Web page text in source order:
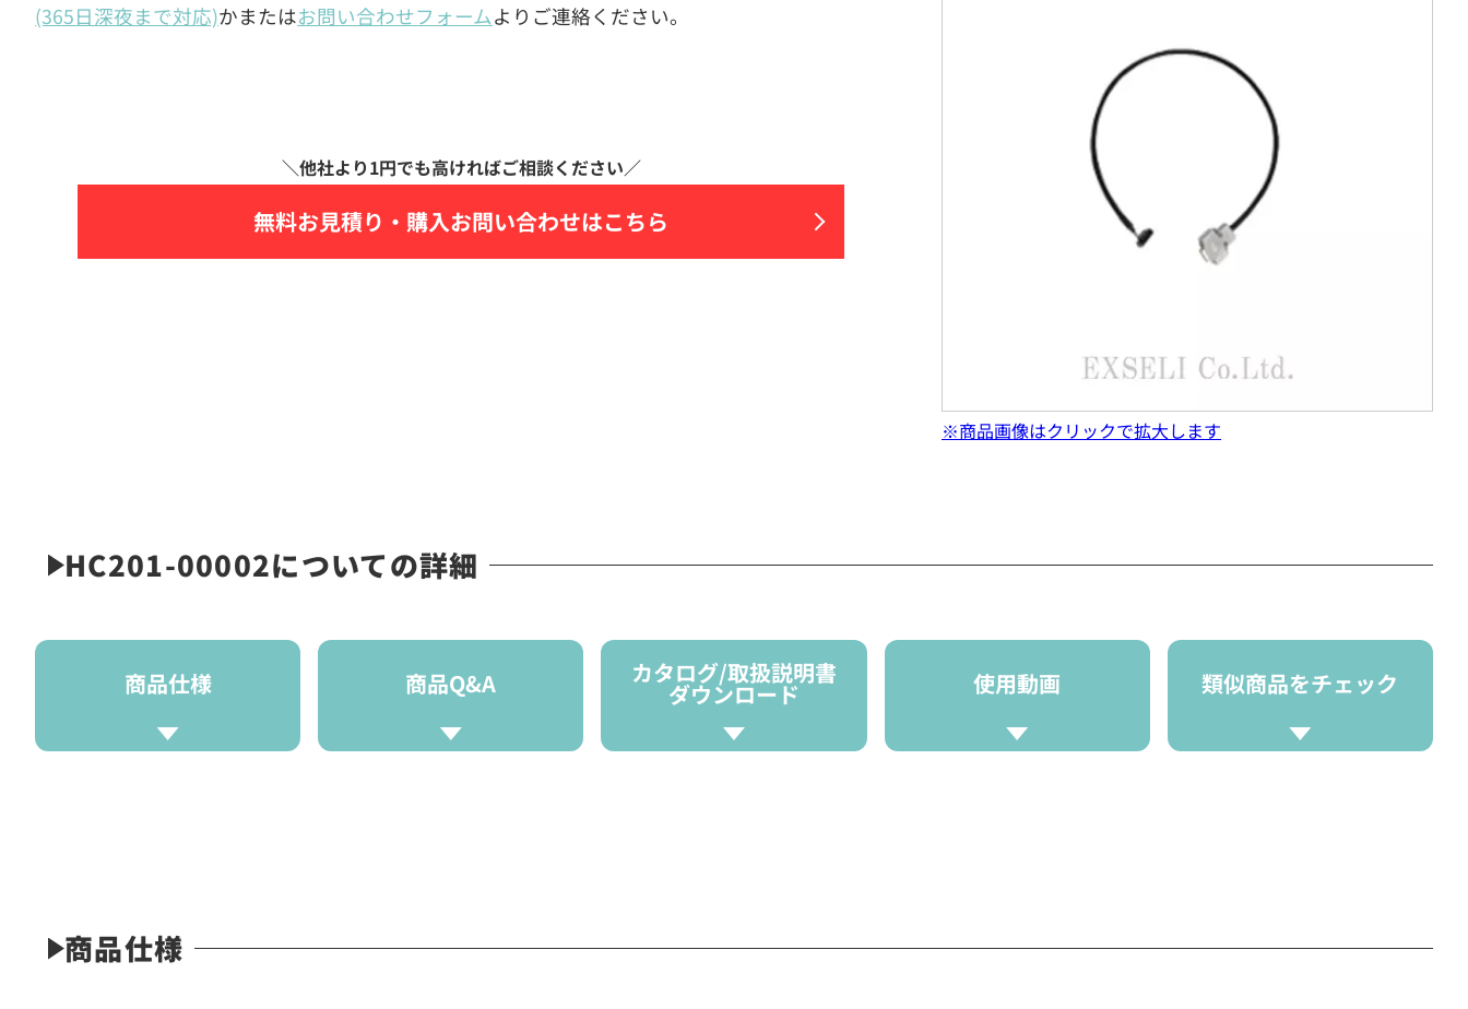
(365日深夜まで対応)かまたはお問い合わせフォームよりご連絡ください。
無料お見積り・ 購入お問い合わせはこちら
※商品画像はクリックで拡大します
HC201-00002についての詳細
商品仕様 商品Q&A カタログ/取扱説明書
ダウンロード 使用動画 類似商品をチェック
商品仕様